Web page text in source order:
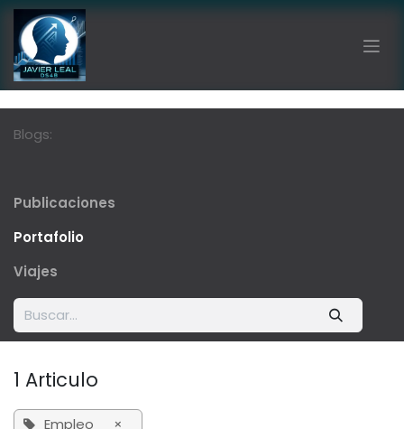
Ir al contenido
Blogs:
Publicaciones
Portafolio
Viajes
1 Articulo
Empleo ×